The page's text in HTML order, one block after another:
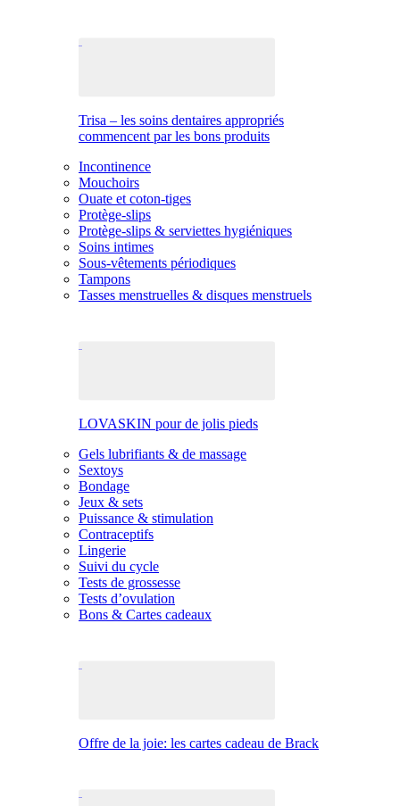
Trisa – les soins dentaires appropriés
commencent par les bons produits
Incontinence
Mouchoirs
Ouate et coton-tiges
Protège-slips
Protège-slips & serviettes hygiéniques
Soins intimes
Sous-vêtements périodiques
Tampons
Tasses menstruelles & disques menstruels
LOVASKIN pour de jolis pieds
Gels lubrifiants & de massage
Sextoys
Bondage
Jeux & sets
Puissance & stimulation
Contraceptifs
Lingerie
Suivi du cycle
Tests de grossesse
Tests d’ovulation
Bons & Cartes cadeaux
Offre de la joie: les cartes cadeau de Brack